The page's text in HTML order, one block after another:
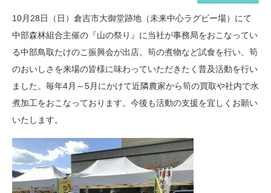
10月28日（日）倉吉市大御堂跡地（未来中心ラグビー場）にて
中部森林組合主催の『山の祭り』に当社が事務局をおこなってい
る中部鳥取たけのこ振興会が出店。筍の煮物など試食を行い、筍
のおいしさを来場の皆様に味わっていただきたく普及活動を行い
ました。毎年4月～5月にかけて近隣農家から筍の買取や社内で水
煮加工をおこなっております。今後も活動の支援を宜しくお願い
いたします。